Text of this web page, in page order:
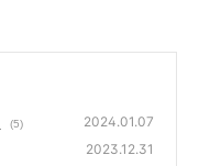
(5) 2024.01.07
2023.12.31